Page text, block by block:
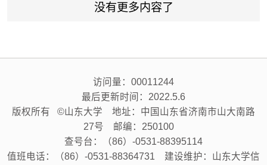
没有更多内容了
访问量： 00011244
最后更新时间： 2022.5.6
版权所有 ©山东大学 地址：中国山东省济南市山大南路
27号 邮编：250100
查号台：（86）-0531-88395114
值班电话：（86）-0531-88364731 建设维护：山东大学信